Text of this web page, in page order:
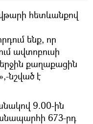
վթարի հետևանքով
ենք, որ
ավտոբուսի
քաղաքացին
նշված է
9.00-ին
673-րդ